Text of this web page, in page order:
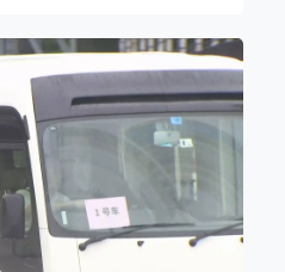
時並進，推動全面人工智
中小學人工智能素養學習
科技知識、技能及正確價
，要堅持「人腦為主，電
偉賢：「學好AI、用好
度，從而提升學生人工智
要求教師每三年持續專業
字教育培訓，教育局會與